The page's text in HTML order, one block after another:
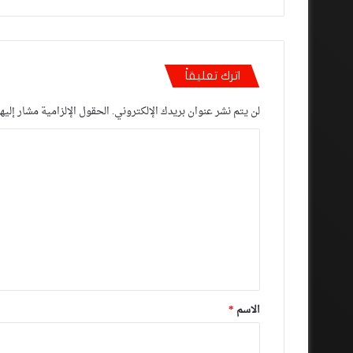
اترك تعليقاً
لن يتم نشر عنوان بريدك الإلكتروني.الحقول الإلزامية مشار
*
الاسم *